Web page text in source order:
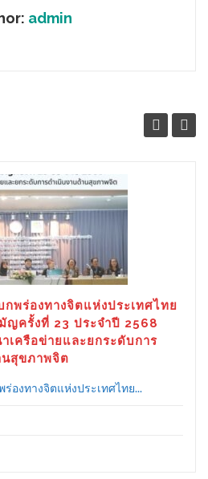
admin
กพร่องทางจิตแห่งประเทศไทย
ญครั้งที่ 23 ประจำปี 2568
เครือข่ายและยกระดับการ
นสุขภาพจิต
องทางจิตแห่งประเทศไทย...